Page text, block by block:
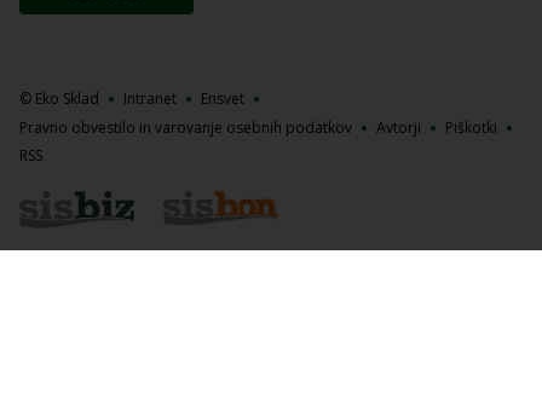
© Eko Sklad Intranet
Ensvet
Pravno obvestilo in varovanje osebnih podatkov
Avtorji
Piškotki
RSS